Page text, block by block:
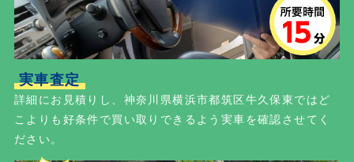
実車査定
詳細にお見積りし、神奈川県横浜市都筑区牛久保東ではど
こよりも好条件で買い取りできるよう実車を確認させてく
ださい。